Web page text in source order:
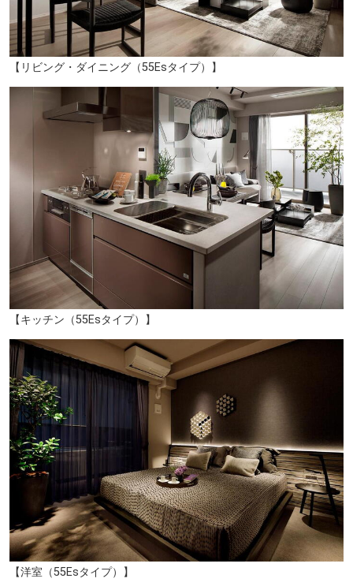
【リビング・ダイニング（55Esタイプ）】
【キッチン（55Esタイプ）】
【洋室（55Esタイプ）】